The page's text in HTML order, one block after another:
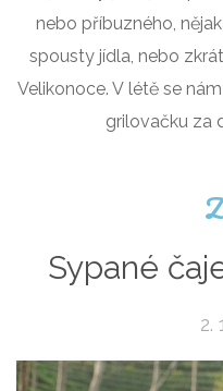
nebo příbuzného,
spousty jídla, nebo
Velikonoce. V létě se
grilovačku za
Sypané
2.